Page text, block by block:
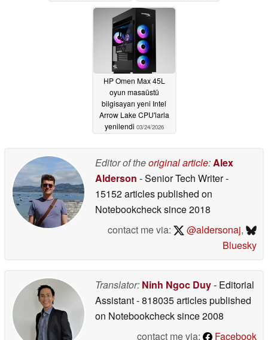
HP Omen Max 45L
oyun masaüstü
bilgisayarı yeni Intel
Arrow Lake CPU'larla
yenilendi 03/24/2026
Editor of theoriginal article:Alex
Alderson - Senior Tech Writer-
15152 articles published on
Notebookchecksince 2018
contact me via:
@aldersonaj,
Bluesky
Translator: Ninh Ngoc Duy- Editorial
Assistant- 818035 articles published
on Notebookchecksince 2008
contact me via:
Facebook